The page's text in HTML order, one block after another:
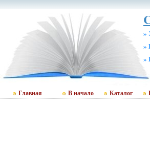
»
»
»
Главная В начало Каталог